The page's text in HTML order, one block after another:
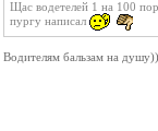
Щас водетелей 1 на 100
пургу написал
Водителям бальзам на